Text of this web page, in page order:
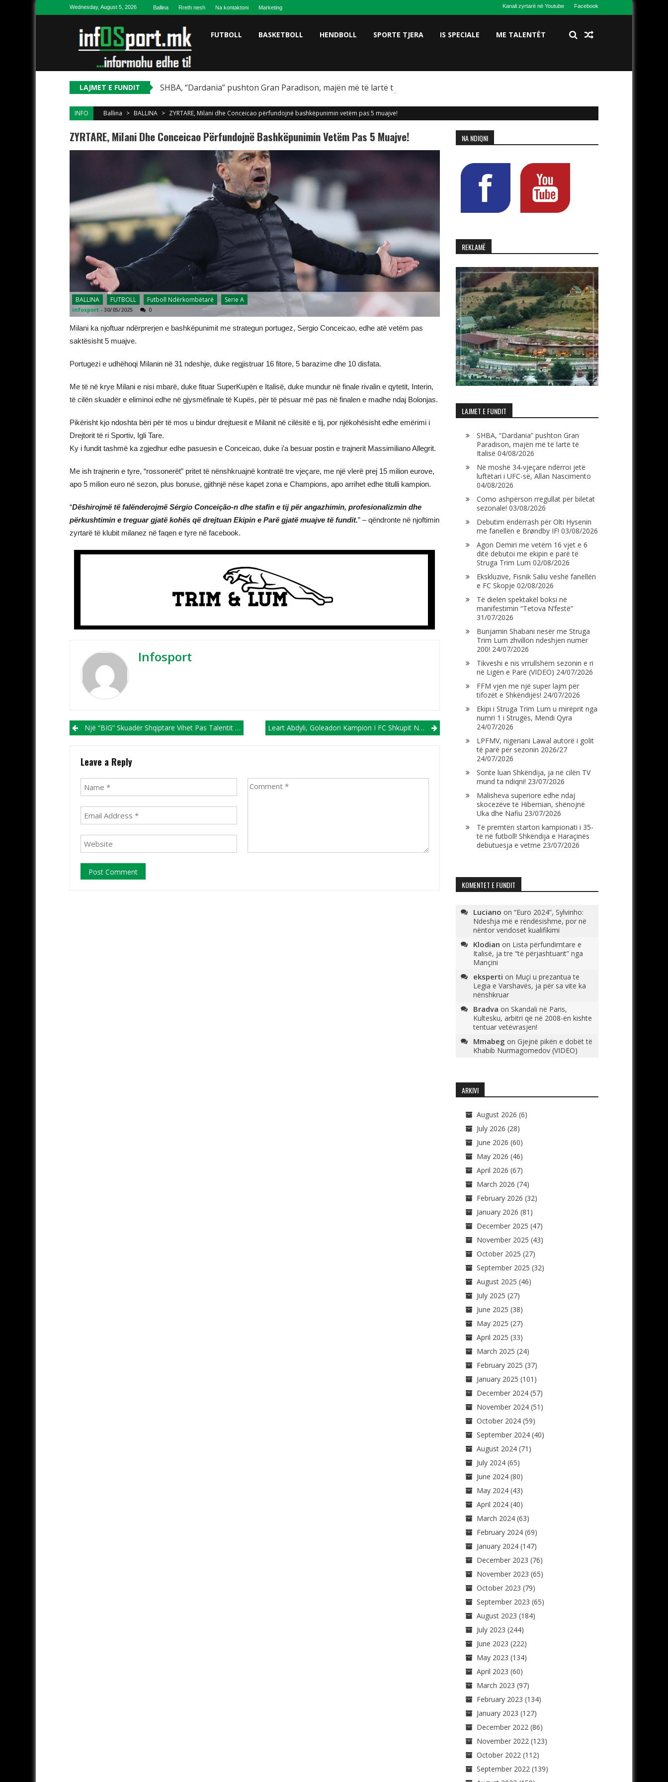
Skip to contentWednesday, August 5, 2026 Ballina Rreth nesh Na kontaktoni Marketing Kanali zyrtarë në Youtube Facebook
FUTBOLL BASKETBOLL HENDBOLL SPORTE TJERA IS SPECIALE ME TALENTËT
LAJMET E FUNDIT SHBA, “Dardania” pushton Gran Paradison, majën më të lartë të Italisë
INFO Ballina > BALLINA > ZYRTARE, Milani dhe Conceicao përfundojnë bashkëpunimin vetëm pas 5 muajve!
ZYRTARE, Milani Dhe Conceicao Përfundojnë Bashkëpunimin Vetëm Pas 5 Muajve!
BALLINA FUTBOLL Futboll Ndërkombëtarë Serie A
infosport - 30/05/2025 0
Milani ka njoftuar ndërprerjen e bashkëpunimit me strategun portugez, Sergio Conceicao, edhe atë vetëm pas
saktësisht 5 muajve.
Portugezi e udhëhoqi Milanin në 31 ndeshje, duke regjistruar 16 fitore, 5 barazime dhe 10 disfata.
Me të në krye Milani e nisi mbarë, duke fituar SuperKupën e Italisë, duke mundur në finale rivalin e qytetit, Interin,
të cilën skuadër e eliminoi edhe në gjysmëfinale të Kupës, për të pësuar më pas në finalen e madhe ndaj Bolonjas.
Pikërisht kjo ndoshta bëri për të mos u bindur drejtuesit e Milanit në cilësitë e tij, por njëkohësisht edhe emërimi i
Drejtorit të ri Sportiv, Igli Tare.
Ky i fundit tashmë ka zgjedhur edhe pasuesin e Conceicao, duke i’a besuar postin e trajnerit Massimiliano Allegrit.
Me ish trajnerin e tyre, “rossonerët” pritet të nënshkruajnë kontratë tre vjeçare, me një vlerë prej 15 milion eurove,
apo 5 milion euro në sezon, plus bonuse, gjithnjë nëse kapet zona e Champions, apo arrihet edhe titulli kampion.
“Dëshirojmë të falënderojmë Sérgio Conceição-n dhe stafin e tij për angazhimin, profesionalizmin dhe
përkushtimin e treguar gjatë kohës që drejtuan Ekipin e Parë gjatë muajve të fundit.” – qëndronte në njoftimin
zyrtarë të klubit milanez në faqen e tyre në facebook.
Infosport
Post navigation
Një “BIG” Skuadër Shqiptare Vihet Pas Talentit Tetovar, Hisar Ali Leart Abdyli, Goleadori Kampion I FC Shkupit Në Ligën Rajonale U15
Leave a Reply
NA NDIQNI
REKLAMË
LAJMET E FUNDIT
SHBA, “Dardania” pushton Gran
Paradison, majën më të lartë të
Italisë 04/08/2026
Në moshë 34-vjeçare ndërroi jetë
luftëtari i UFC-së, Allan Nascimento
04/08/2026
Como ashpërson rregullat për biletat
sezonale! 03/08/2026
Debutim ëndërrash për Olti Hysenin
me fanellën e Brøndby IF! 03/08/2026
Agon Demiri me vetëm 16 vjet e 6
ditë debutoi me ekipin e parë të
Struga Trim Lum 02/08/2026
Ekskluzive, Fisnik Saliu veshë fanellën
e FC Skopje 02/08/2026
Të dielën spektakël boksi në
manifestimin “Tetova N’festë”
31/07/2026
Bunjamin Shabani nesër me Struga
Trim Lum zhvillon ndeshjen numër
200! 24/07/2026
Tikveshi e nis vrrullshëm sezonin e ri
në Ligën e Parë (VIDEO) 24/07/2026
FFM vjen me një super lajm për
tifozët e Shkëndijës! 24/07/2026
Ekipi i Struga Trim Lum u mirëprit nga
numri 1 i Strugës, Mendi Qyra
24/07/2026
LPFMV, nigeriani Lawal autorë i golit
të parë për sezonin 2026/27
24/07/2026
Sonte luan Shkëndija, ja në cilën TV
mund ta ndiqni! 23/07/2026
Malisheva superiore edhe ndaj
skocezëve të Hibernian, shënojnë
Uka dhe Nafiu 23/07/2026
Të premtën starton kampionati i 35-
të në futboll! Shkëndija e Haraçinës
debutuesja e vetme 23/07/2026
KOMENTET E FUNDIT
Luciano on “Euro 2024”, Sylvinho:
Ndeshja më e rëndësishme, por në
nëntor vendoset kualifikimi
Klodian on Lista përfundimtare e
Italisë, ja tre “të përjashtuarit” nga
Mançini
eksperti on Muçi u prezantua te
Legia e Varshavës, ja për sa vite ka
nënshkruar
Bradva on Skandali në Paris,
Kultesku, arbitri që në 2008-ën kishte
tentuar vetëvrasjen!
Mmabeg on Gjejnë pikën e dobët të
Khabib Nurmagomedov (VIDEO)
ARKIVI
August 2026 (6)
July 2026 (28)
June 2026 (60)
May 2026 (46)
April 2026 (67)
March 2026 (74)
February 2026 (32)
January 2026 (81)
December 2025 (47)
November 2025 (43)
October 2025 (27)
September 2025 (32)
August 2025 (46)
July 2025 (27)
June 2025 (38)
May 2025 (27)
April 2025 (33)
March 2025 (24)
February 2025 (37)
January 2025 (101)
December 2024(57)
November 2024(51)
October 2024(59)
September 2024(40)
August 2024(71)
July 2024(65)
June 2024(80)
May 2024(43)
April 2024(40)
March 2024(63)
February 2024(69)
January 2024(147)
December 2023 (76)
November 2023 (65)
October 2023 (79)
September 2023 (65)
August 2023 (184)
July 2023 (244)
June 2023 (222)
May 2023 (134)
April 2023 (60)
March 2023 (97)
February 2023 (134)
January 2023 (127)
December 2022(86)
November 2022(123)
October 2022(112)
September 2022(139)